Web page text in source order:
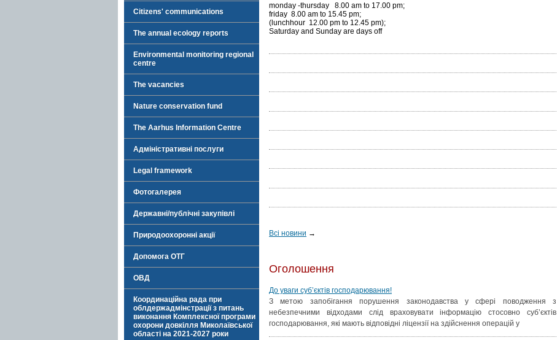
Citizens' communications
The annual ecology reports
Environmental monitoring regional
centre
The vacancies
Nature conservation fund
The Aarhus Information Centre
Адміністративні послуги
Legal framework
Фотогалерея
Державні/публічні закупівлі
Природоохоронні акції
Допомога ОТГ
ОВД
Координаційна рада при
облдержадмінстрації з питань
виконання Комплексної програми
охорони довкілля Миколаївської
області на 2021-2027 роки
monday -thursday 8.00 am to 17.00 pm;
friday 8.00 am to 15.45 pm;
(lunchhour 12.00 pm to 12.45 pm);
Saturday and Sunday are days off
Всі новини →
Оголошення
До уваги суб’єктів господарювання!
З метою запобігання порушення законодавства у сфері поводження з
небезпечними відходами слід враховувати інформацію стосовно суб’єктів
господарювання, які мають відповідні ліцензії на здійснення операцій у